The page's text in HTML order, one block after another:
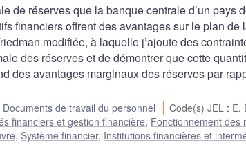
de réserves que la banque centrale d’un pays
financiers offrent des avantages sur le plan de
modifiée, à laquelle j’ajoute des
des réserves et de démontrer que cette
des avantages marginaux des réserves par
Documents de travail du personnel Code(s) JEL : E,
financiers et gestion financière, Fonctionnement des
, Système financier, Institutions financières et